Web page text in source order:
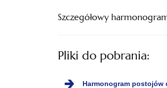
Szczegółowy
Pliki do pobrania:
Harmonogram postojów